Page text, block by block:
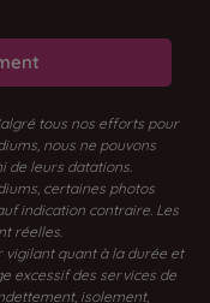
tous nos efforts pour
nous ne pouvons
de leurs datations.
certaines photos
indication contraire. Les
réelles.
vigilant quant à la durée et
excessif des services de
isolement,